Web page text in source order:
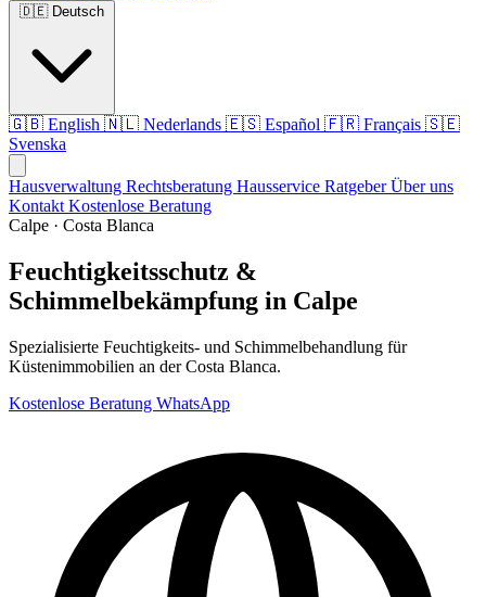
🇩🇪 Deutsch
🇬🇧 English 🇳🇱 Nederlands 🇪🇸 Español 🇫🇷 Français 🇸🇪
Svenska
Hausverwaltung Rechtsberatung Hausservice RatgeberÜber uns
Kontakt Kostenlose Beratung
Calpe · Costa Blanca
Feuchtigkeitsschutz &
Schimmelbekämpfung in Calpe
Spezialisierte Feuchtigkeits- und Schimmelbehandlung für
Küstenimmobilien an der Costa Blanca.
Kostenlose Beratung WhatsApp